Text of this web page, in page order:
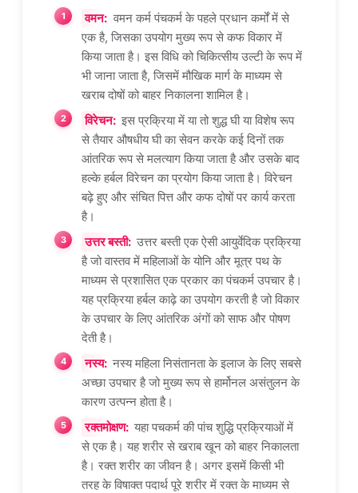
वमन: वमन कर्म पंचकर्म के पहले प्रधान कर्मों में से
एक है, जिसका उपयोग मुख्य रूप से कफ विकार में
किया जाता है। इस विधि को चिकित्सीय उल्टी के रूप में
भी जाना जाता है, जिसमें मौखिक मार्ग के माध्यम से
खराब दोषों को बाहर निकालना शामिल है।
विरेचन: इस प्रक्रिया में या तो शुद्ध घी या विशेष रूप
से तैयार औषधीय घी का सेवन करके कई दिनों तक
आंतरिक रूप से मलत्याग किया जाता है और उसके बाद
हल्के हर्बल विरेचन का प्रयोग किया जाता है। विरेचन
बढ़े हुए और संचित पित्त और कफ दोषों पर कार्य करता
है।
उत्तर बस्ती: उत्तर बस्ती एक ऐसी आयुर्वेदिक प्रक्रिया
है जो वास्तव में महिलाओं के योनि और मूत्र पथ के
माध्यम से प्रशासित एक प्रकार का पंचकर्म उपचार है।
यह प्रक्रिया हर्बल काढ़े का उपयोग करती है जो विकार
के उपचार के लिए आंतरिक अंगों को साफ और पोषण
देती है।
नस्य: नस्य महिला निसंतानता के इलाज के लिए सबसे
अच्छा उपचार है जो मुख्य रूप से हार्मोनल असंतुलन के
कारण उत्पन्न होता है।
रक्तमोक्षण: यहा पचकर्म की पांच शुद्धि प्रक्रियाओं में
से एक है। यह शरीर से खराब खून को बाहर निकालता
है। रक्त शरीर का जीवन है। अगर इसमें किसी भी
तरह के विषाक्त पदार्थ पूरे शरीर में रक्त के माध्यम से